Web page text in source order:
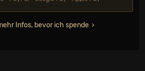
Infos, bevor ich spende